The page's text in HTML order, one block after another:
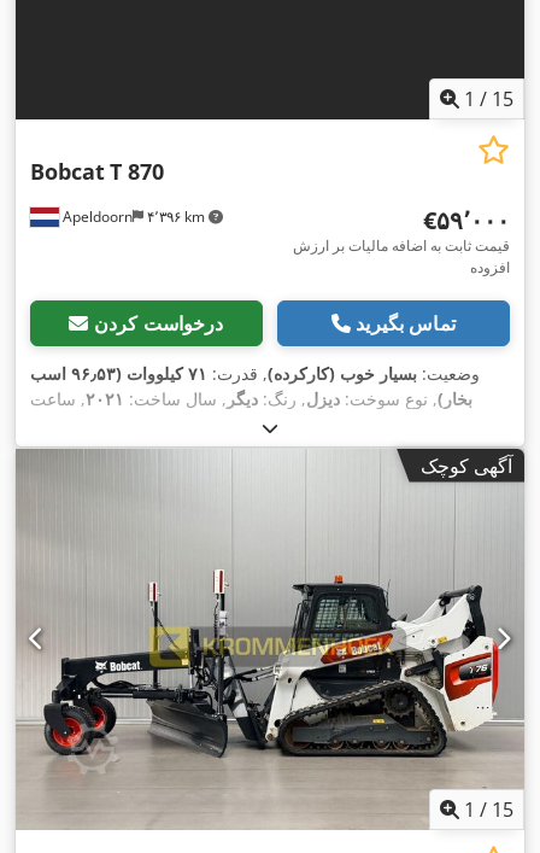
1 / 15
Apeldoorn ۴٬۳۹۶ km
BobcatT 870
‎€۵۹٬۰۰۰
قیمت ثابت به اضافه مالیات بر ارزش
افزوده
درخواست کردن تماس بگیرید
وضعیت: بسیار خوب (کارکرده), قدرت:
۷۱ کیلووات (۹۶٫۵۳ اسب
بخار), نوع سوخت: دیزل, رنگ: دیگر , سال ساخت: ۲۰۲۱, ساعت
, تجهیزات:
آگهی کوچک
1 / 15